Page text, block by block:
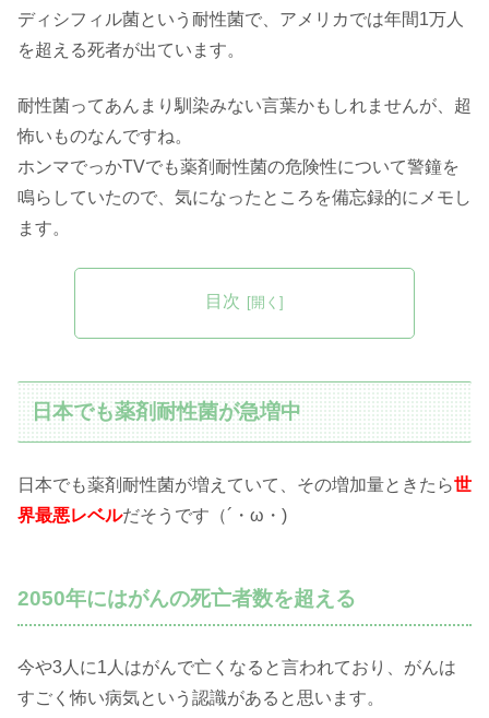
ディシフィル菌という耐性菌で、アメリカでは年間1万人
を超える死者が出ています。
耐性菌ってあんまり馴染みない言葉かもしれませんが、超
怖いものなんですね。
ホンマでっかTVでも薬剤耐性菌の危険性について警鐘を
鳴らしていたので、気になったところを備忘録的にメモし
ます。
目次
日本でも薬剤耐性菌が急増中
日本でも薬剤耐性菌が増えていて、その増加量ときたら世
界最悪レベルだそうです（´・ω・)
2050年にはがんの死亡者数を超える
今や3人に1人はがんで亡くなると言われており、がんは
すごく怖い病気という認識があると思います。